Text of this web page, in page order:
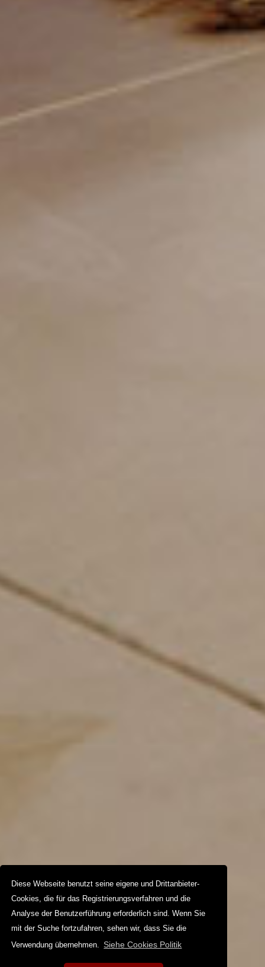
Diese Webseite benutzt seine eigene und Drittanbieter-
Cookies, die für das Registrierungsverfahren und die
Analyse der Benutzerführung erforderlich sind. Wenn Sie
mit der Suche fortzufahren, sehen wir, dass Sie die
Verwendung übernehmen. Siehe Cookies Politik